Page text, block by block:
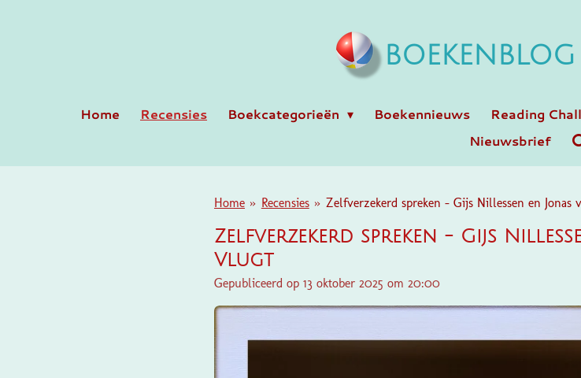
Home Recensies Boekcategorieën Boekennieuws Reading
Nieuwsbrief
Home » Recensies » Zelfverzekerd spreken - Gijs Nillessen en Jonas
Zelfverzekerd spreken - Gijs
Vlugt
Gepubliceerd op 13 oktober 2025 om 20:00